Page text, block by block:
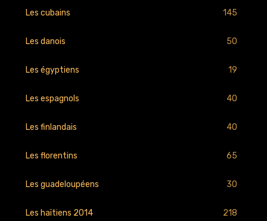
Les cubains 145
Les danois 50
Les égyptiens 19
Les espagnols 40
Les finlandais 40
Les florentins 65
Les guadeloupéens 30
Les haïtiens 2014 218